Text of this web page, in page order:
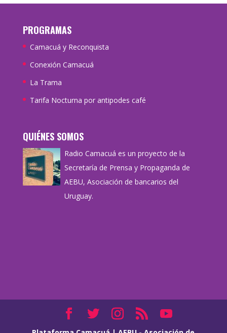
PROGRAMAS
Camacuá y Reconquista
Conexión Camacuá
La Trama
Tarifa Nocturna por antipodes café
QUIÉNES SOMOS
Radio Camacuá es un proyecto de la
Secretaría de Prensa y Propaganda de
AEBU, Asociación de bancarios del
Uruguay.